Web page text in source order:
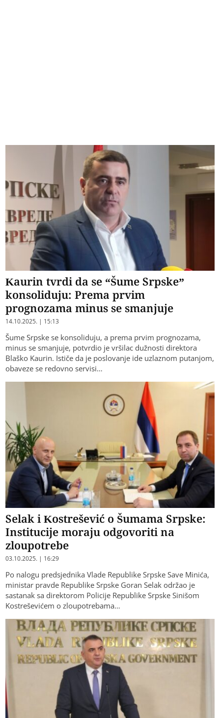
Kaurin tvrdi da se “Šume Srpske”
konsoliduju: Prema prvim
prognozama minus se smanjuje
14.10.2025. | 15:13
Šume Srpske se konsoliduju, a prema prvim prognozama,
minus se smanjuje, potvrdio je vršilac dužnosti direktora
Blaško Kaurin. Ističe da je poslovanje ide uzlaznom putanjom,
obaveze se redovno servisi…
Selak i Kostrešević o Šumama Srpske:
Institucije moraju odgovoriti na
zloupotrebe
03.10.2025. | 16:29
Po nalogu predsjednika Vlade Republike Srpske Save Minića,
ministar pravde Republike Srpske Goran Selak održao je
sastanak sa direktorom Policije Republike Srpske Sinišom
Kostreševićem o zloupotrebama…